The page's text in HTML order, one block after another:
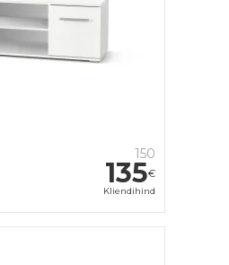
150
135€
Kliendihind